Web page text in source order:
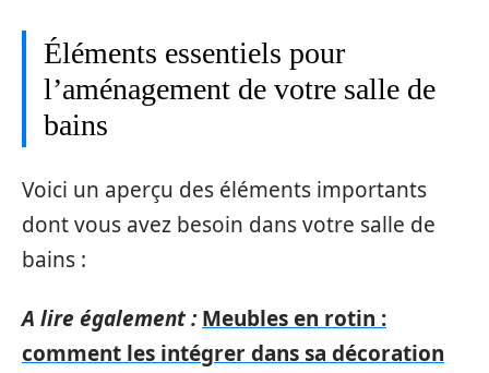
Éléments essentiels pour
l’aménagement de votre salle de
bains
Voici un aperçu des éléments importants
dont vous avez besoin dans votre salle de
bains :
A lire également : Meubles en rotin :
comment les intégrer dans sa décoration